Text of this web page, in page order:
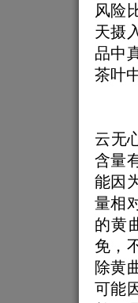
风险
天摄
品中
茶叶
云无
含量
能因
量相
的黄
免，
除黄
可能